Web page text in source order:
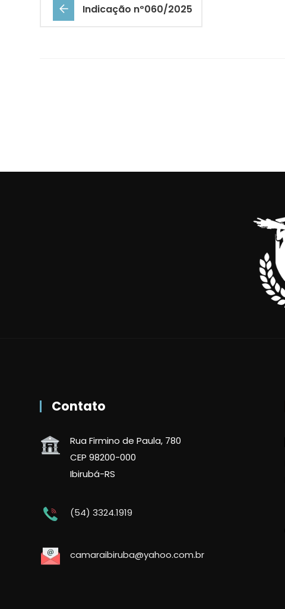
Indicação nº060/2025
Contato
Rua Firmino de Paula, 780
CEP 98200-000
Ibirubá-RS
(54) 3324.1919
camaraibiruba@yahoo.com.br